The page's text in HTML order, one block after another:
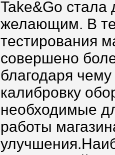
Take&Go стала
желающим. В
тестирования
совершено
благодаря
калибровку
необходимые
работы